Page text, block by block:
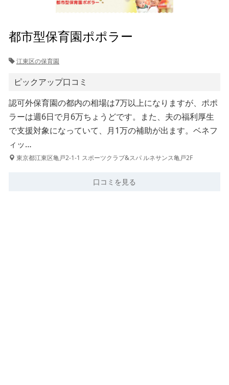
都市型保育園ポポラー
江東区の保育園
ピックアップ口コミ
認可外保育園の都内の相場は7万以上になりますが、ポポ
ラーは週6日で月6万ちょうどです。また、夫の福利厚生
で支援対象になっていて、月1万の補助が出ます。ベネフ
ィッ…
東京都江東区亀戸2-1-1 スポーツクラブ&スパ ルネサンス亀戸2F
口コミを見る